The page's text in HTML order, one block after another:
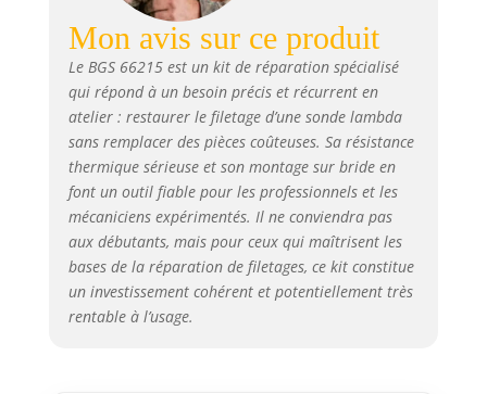
Mon avis sur ce produit
Le BGS 66215 est un kit de réparation spécialisé
qui répond à un besoin précis et récurrent en
atelier : restaurer le filetage d’une sonde lambda
sans remplacer des pièces coûteuses. Sa résistance
thermique sérieuse et son montage sur bride en
font un outil fiable pour les professionnels et les
mécaniciens expérimentés. Il ne conviendra pas
aux débutants, mais pour ceux qui maîtrisent les
bases de la réparation de filetages, ce kit constitue
un investissement cohérent et potentiellement très
rentable à l’usage.